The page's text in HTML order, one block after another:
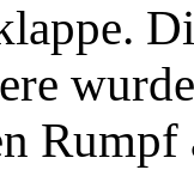
Rumpf